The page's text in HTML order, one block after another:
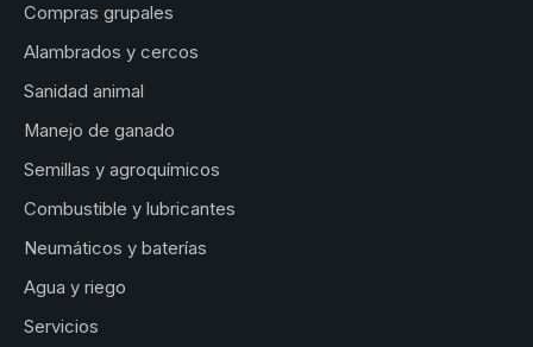
Compras grupales
Alambrados y cercos
Sanidad animal
Manejo de ganado
Semillas y agroquímicos
Combustible y lubricantes
Neumáticos y baterías
Agua y riego
Servicios